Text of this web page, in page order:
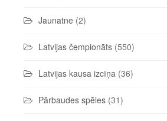
Jaunatne (2)
Latvijas čempionāts (550)
Latvijas kausa izcīņa (36)
Pārbaudes spēles (31)